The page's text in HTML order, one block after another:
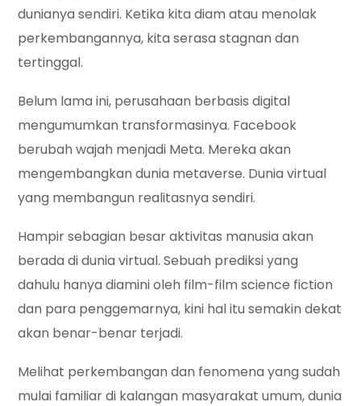
dunianya sendiri. Ketika kita diam atau menolak
perkembangannya, kita serasa stagnan dan
tertinggal.
Belum lama ini, perusahaan berbasis digital
mengumumkan transformasinya. Facebook
berubah wajah menjadi Meta. Mereka akan
mengembangkan dunia metaverse. Dunia virtual
yang membangun realitasnya sendiri.
Hampir sebagian besar aktivitas manusia akan
berada di dunia virtual. Sebuah prediksi yang
dahulu hanya diamini oleh film-film science fiction
dan para penggemarnya, kini hal itu semakin dekat
akan benar-benar terjadi.
Melihat perkembangan dan fenomena yang sudah
mulai familiar di kalangan masyarakat umum, dunia